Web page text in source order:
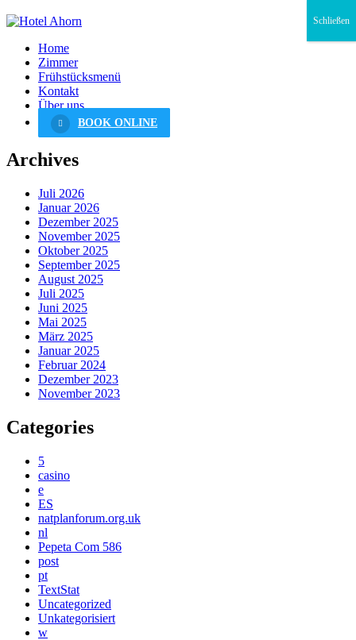
Home
Zimmer
Frühstücksmenü
Kontakt
Über uns
BOOK ONLINE
Archives
Juli 2026
Januar 2026
Dezember 2025
November 2025
Oktober 2025
September 2025
August 2025
Juli 2025
Juni 2025
Mai 2025
März 2025
Januar 2025
Februar 2024
Dezember 2023
November 2023
Categories
5
casino
e
ES
natplanforum.org.uk
nl
Pepeta Com 586
post
pt
TextStat
Uncategorized
Unkategorisiert
w
Schließen